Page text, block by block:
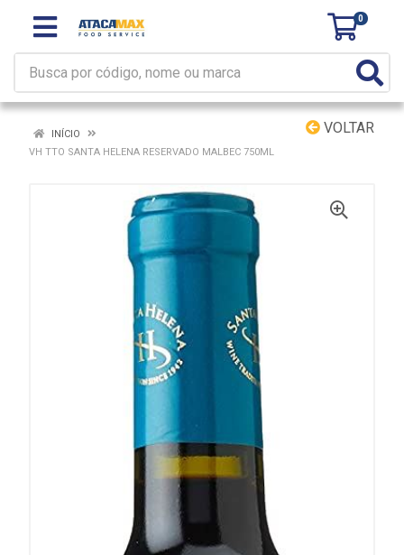
0
VOLTAR
INÍCIO
VH TTO SANTA HELENA RESERVADO MALBEC 750ML